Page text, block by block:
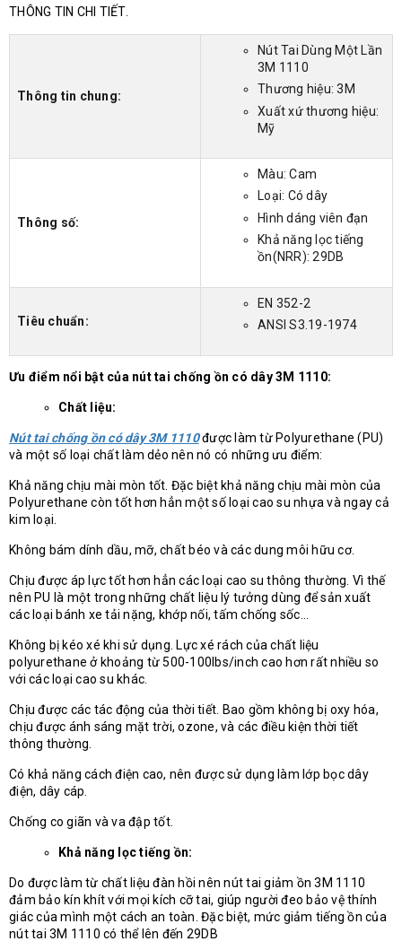
THÔNG TIN CHI TIẾT.
Thông tin chung:
Nút Tai Dùng Một Lần
3M 1110
Thương hiệu: 3M
Xuất xứ thương hiệu:
Mỹ
Thông số:
Màu: Cam
Loại: Có dây
Hình dáng viên đạn
Khả năng lọc tiếng
ồn(NRR): 29DB
Tiêu chuẩn:
EN 352-2
ANSI S3.19-1974
Ưu điểm nổi bật của nút tai chống ồn có dây 3M 1110:
Chất liệu:
Nút tai chống ồn có dây 3M 1110được làm từ Polyurethane (PU)
và một số loại chất làm dẻo nên nó có những ưu điểm:
Khả năng chịu mài mòn tốt. Đặc biệt khả năng chịu mài mòn của
Polyurethane còn tốt hơn hẳn một số loại cao su nhựa và ngay cả
kim loại.
Không bám dính dầu, mỡ, chất béo và các dung môi hữu cơ.
Chịu được áp lực tốt hơn hẳn các loại cao su thông thường. Vì thế
nên PU là một trong những chất liệu lý tưởng dùng để sản xuất
các loại bánh xe tải nặng, khớp nối, tấm chống sốc…
Không bị kéo xé khi sử dụng. Lực xé rách của chất liệu
polyurethane ở khoảng từ 500-100lbs/inch cao hơn rất nhiều so
với các loại cao su khác.
Chịu được các tác động của thời tiết. Bao gồm không bị oxy hóa,
chịu được ánh sáng mặt trời, ozone, và các điều kiện thời tiết
thông thường.
Có khả năng cách điện cao, nên được sử dụng làm lớp bọc dây
điện, dây cáp.
Chống co giãn và va đập tốt.
Khả năng lọc tiếng ồn:
Do được làm từ chất liệu đàn hồi nên nút tai giảm ồn 3M 1110
đảm bảo kín khít với mọi kích cỡ tai, giúp người đeo bảo vệ thính
giác của mình một cách an toàn. Đặc biệt, mức giảm tiếng ồn của
nút tai 3M 1110 có thể lên đến 29DB